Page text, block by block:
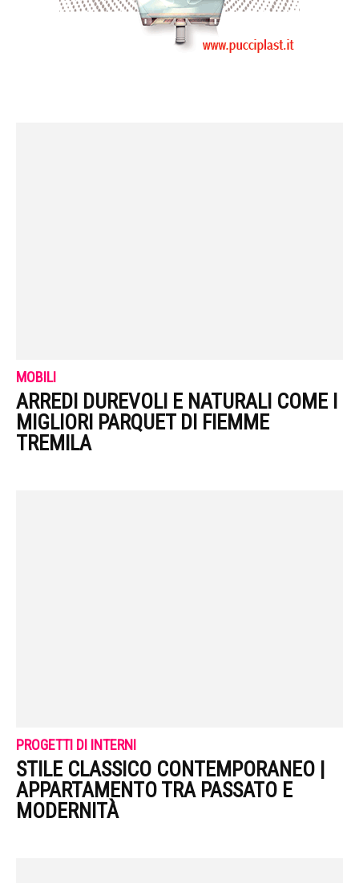
MOBILI
ARREDI DUREVOLI E NATURALI COME I
MIGLIORI PARQUET DI FIEMME
TREMILA
PROGETTI DI INTERNI
STILE CLASSICO CONTEMPORANEO |
APPARTAMENTO TRA PASSATO E
MODERNITÀ